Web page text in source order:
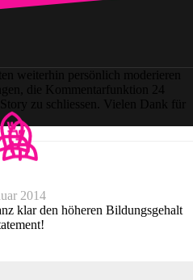
weiterhin persönlich moderieren
die Kommentarfunktion 24
zu schliessen. Vielen Dank für
2014
klar den höheren Bildungsgehalt